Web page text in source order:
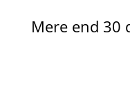
Mere end 30